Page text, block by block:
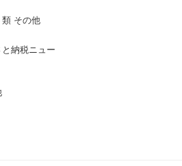
類 その他
納税ニュー